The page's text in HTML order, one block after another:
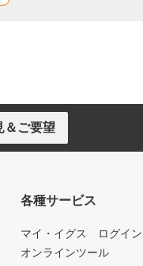
＆ご要望
各種サービス
マイ・イグス ログイン
オンラインツール